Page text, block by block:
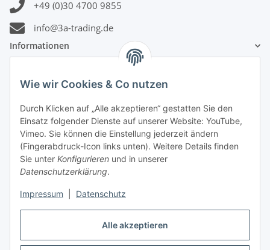
Alle akzeptieren
Wie wir Cookies & Co nutzen
Durch Klicken auf „Alle akzeptieren“ gestatten Sie den
Einsatz folgender Dienste auf unserer Website: YouTube,
Vimeo. Sie können die Einstellung jederzeit ändern
(Fingerabdruck-Icon links unten). Weitere Details finden
Sie unter Konfigurieren und in unserer
Datenschutzerklärung.
Impressum Datenschutz
+49 (0)30 4700 9855
info@3a-trading.de
Informationen
Gesetzliche Informationen
Zahlungsinformationen
Versandinformationen